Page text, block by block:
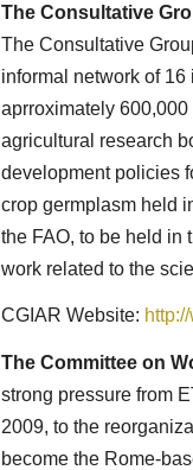
The Consultative
The Consultative
informal network of
aprroximately
agricultural research
development policies
crop germplasm held
the FAO, to be held in
work related to the
CGIAR Website:
The Committee on
strong pressure from
2009, to the
become the Rome-